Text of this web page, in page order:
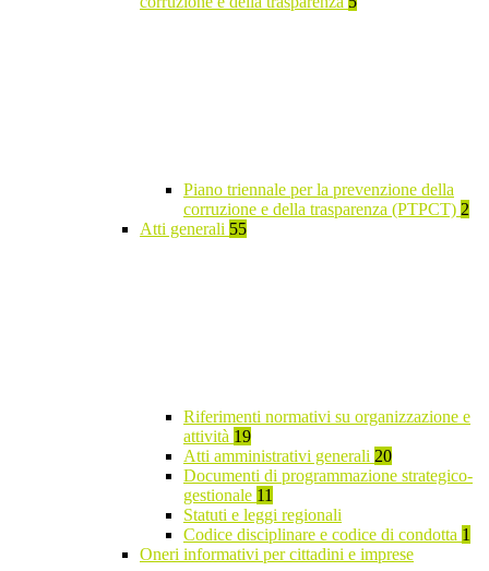
Piano triennale per la prevenzione della
corruzione e della trasparenza (PTPCT) 2
Atti generali 55
Riferimenti normativi su organizzazione e
attività 19
Atti amministrativi generali 20
Documenti di programmazione strategico-
gestionale 11
Statuti e leggi regionali
Codice disciplinare e codice di condotta 1
Oneri informativi per cittadini e imprese